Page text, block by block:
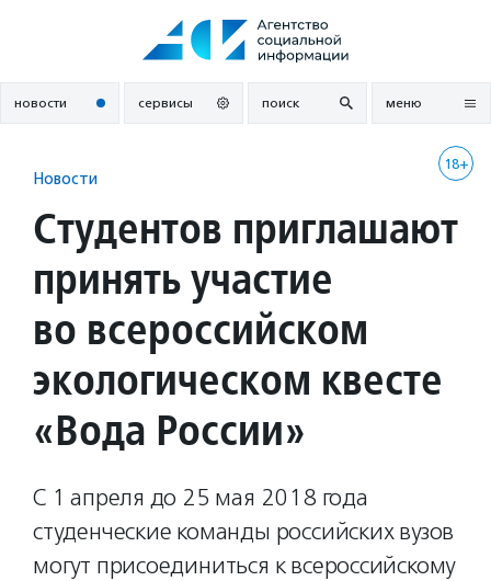
новости сервисы поиск меню
18+
Новости
Студентов приглашают
принять участие
во всероссийском
экологическом квесте
«Вода России»
С 1 апреля до 25 мая 2018 года
студенческие команды российских вузов
могут присоединиться к всероссийскому